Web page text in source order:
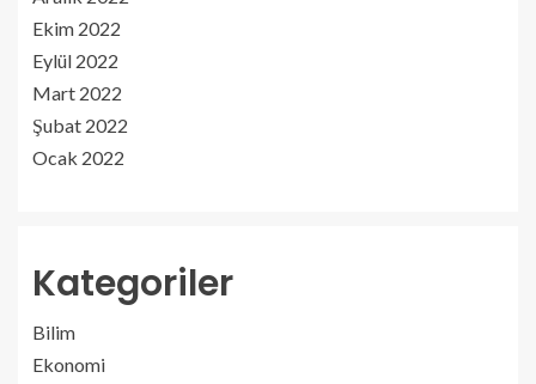
Ekim 2022
Eylül 2022
Mart 2022
Şubat 2022
Ocak 2022
Kategoriler
Bilim
Ekonomi